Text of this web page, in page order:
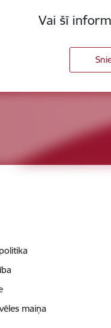
Vai šī
maiņa